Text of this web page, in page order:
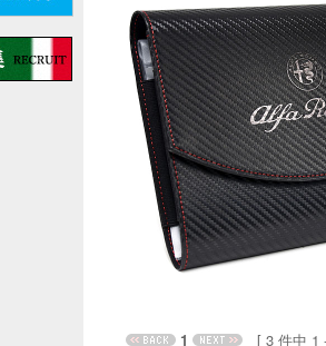
1
[ 3 件中 1